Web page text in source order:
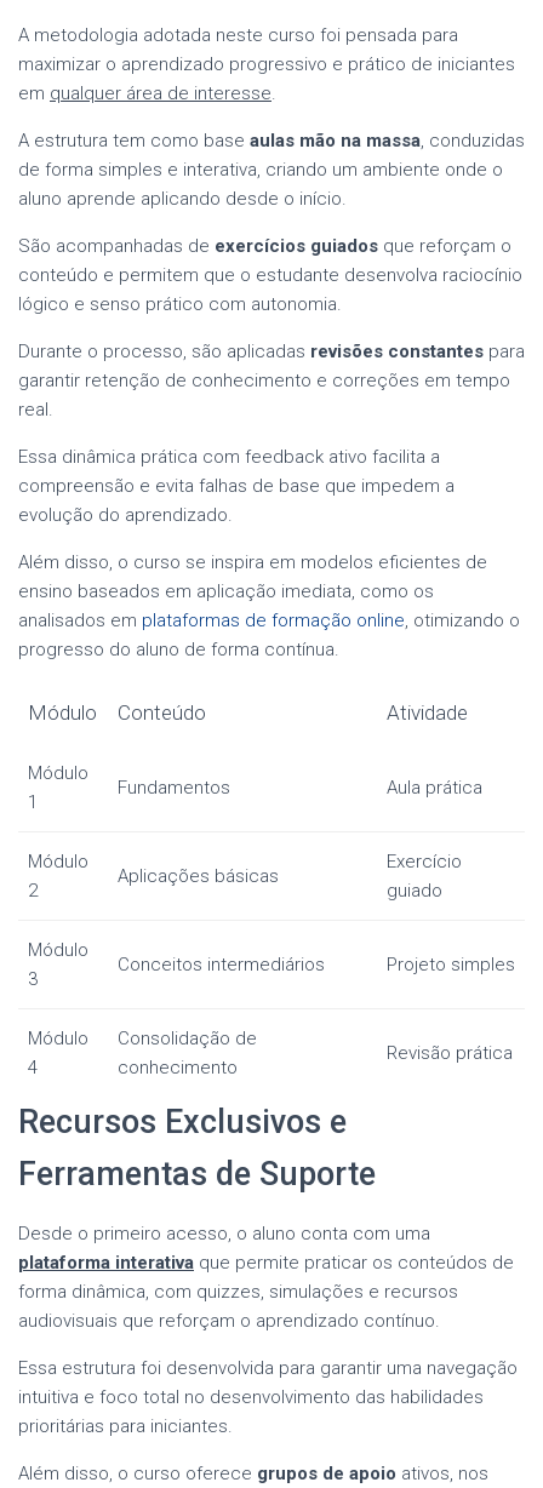
A metodologia adotada neste curso foi pensada para
maximizar o aprendizado progressivo e prático de iniciantes
em qualquer área de interesse.
A estrutura tem como base aulas mão na massa, conduzidas
de forma simples e interativa, criando um ambiente onde o
aluno aprende aplicando desde o início.
São acompanhadas de exercícios guiados que reforçam o
conteúdo e permitem que o estudante desenvolva raciocínio
lógico e senso prático com autonomia.
Durante o processo, são aplicadas revisões constantes para
garantir retenção de conhecimento e correções em tempo
real.
Essa dinâmica prática com feedback ativo facilita a
compreensão e evita falhas de base que impedem a
evolução do aprendizado.
Além disso, o curso se inspira em modelos eficientes de
ensino baseados em aplicação imediata, como os
analisados em plataformas de formação online, otimizando o
progresso do aluno de forma contínua.
Módulo Conteúdo Atividade
Módulo
1
Fundamentos Aula prática
Módulo
2
Aplicações básicas
Exercício
guiado
Módulo
3
Conceitos intermediários Projeto simples
Módulo
4
Consolidação de
conhecimento
Revisão prática
Recursos Exclusivos e
Ferramentas de Suporte
Desde o primeiro acesso, o aluno conta com uma
plataforma interativa que permite praticar os conteúdos de
forma dinâmica, com quizzes, simulações e recursos
audiovisuais que reforçam o aprendizado contínuo.
Essa estrutura foi desenvolvida para garantir uma navegação
intuitiva e foco total no desenvolvimento das habilidades
prioritárias para iniciantes.
Além disso, o curso oferece grupos de apoio ativos, nos